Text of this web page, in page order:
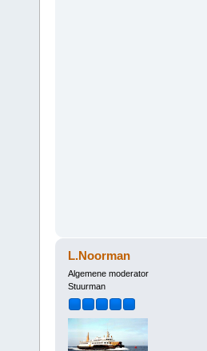
L.Noorman
Algemene moderator
Stuurman